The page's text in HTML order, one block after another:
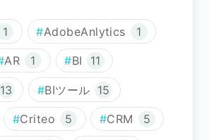
1 AdobeAnlytics 1
AR 1 BI 11
13 BIツール 15
Criteo 5 CRM 5